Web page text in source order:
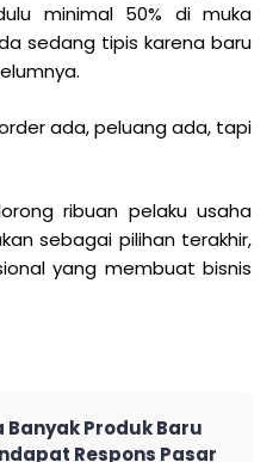
minimal 50% di muka
sedang tipis karena baru
ada, peluang ada, tapi
ribuan pelaku usaha
sebagai pilihan terakhir,
yang membuat bisnis
Banyak Produk Baru
Respons Pasar